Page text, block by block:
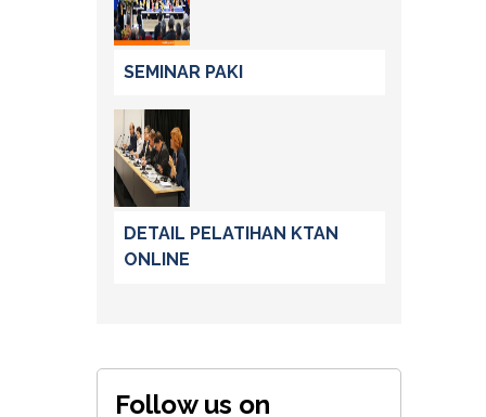
SEMINAR PAKI
DETAIL PELATIHAN KTAN
ONLINE
Follow us on